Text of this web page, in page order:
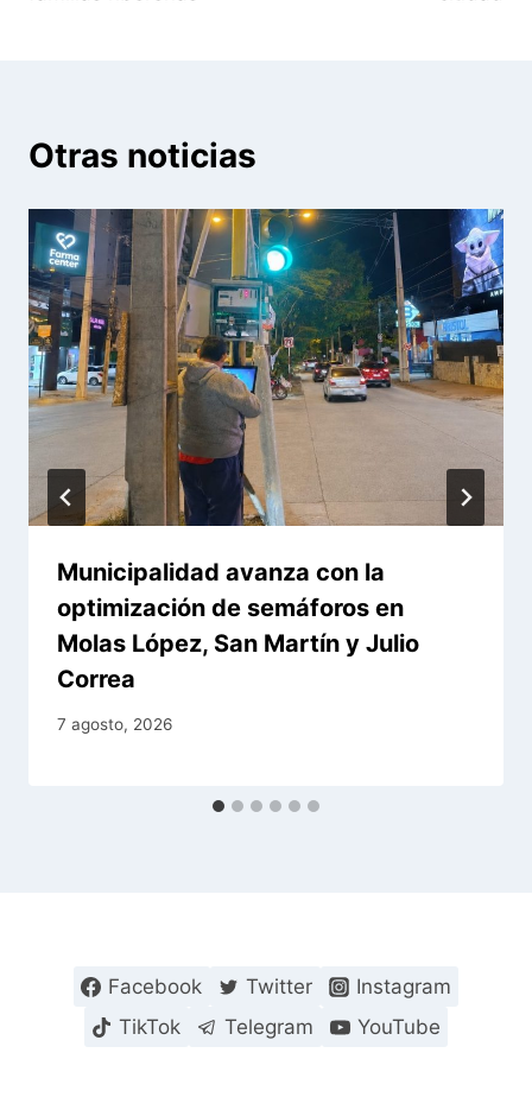
Otras noticias
Municipalidad avanza con la
optimización de semáforos en
Molas López, San Martín y Julio
Correa
7 agosto, 2026
Facebook Twitter
Instagram
TikTok
Telegram YouTube